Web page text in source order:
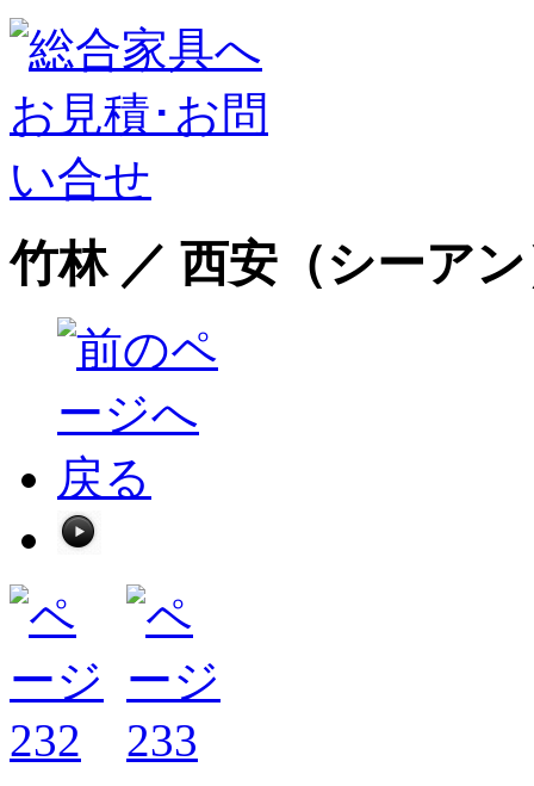
竹林 ／ 西安（シーア